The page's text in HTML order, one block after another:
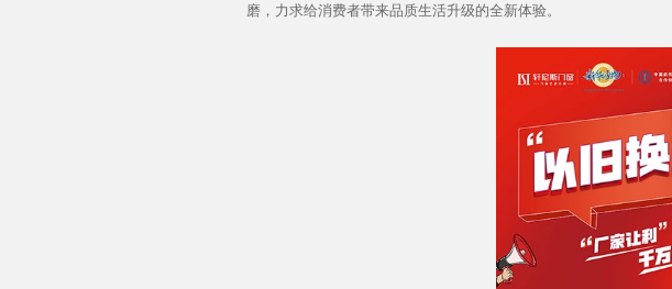
磨，力求给消费者带来品质生活升级的全新体验。